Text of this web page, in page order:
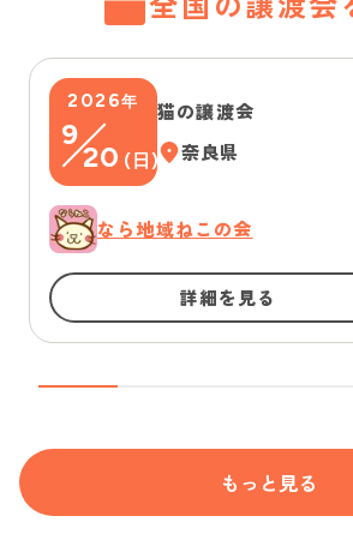
2026年
9
20 ( 日)
猫の譲渡会
奈良県
なら地域ねこの会
詳細を見る
もっと見る